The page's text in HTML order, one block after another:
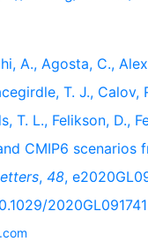
A., Agosta, C.,
T. J., Calov,
T. L., Felikson, D.,
CMIP6
, 48,
2020GL091741